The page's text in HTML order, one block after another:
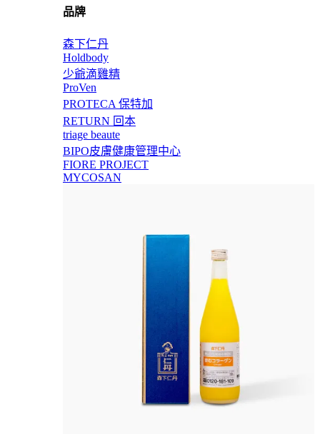
品牌
森下仁丹
Holdbody
少爺滴雞精
ProVen
PROTECA 保特加
RETURN 回本
triage beaute
BIPO皮膚健康管理中心
FIORE PROJECT
MYCOSAN